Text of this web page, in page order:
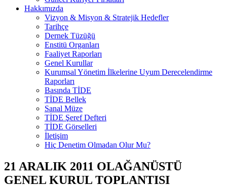
Hakkımızda
Vizyon & Misyon & Stratejik Hedefler
Tarihçe
Dernek Tüzüğü
Enstitü Organları
Faaliyet Raporları
Genel Kurullar
Kurumsal Yönetim İlkelerine Uyum Derecelendirme
Raporları
Basında TİDE
TİDE Bellek
Sanal Müze
TİDE Şeref Defteri
TİDE Görselleri
İletişim
Hiç Denetim Olmadan Olur Mu?
21 ARALIK 2011 OLAĞANÜSTÜ
GENEL KURUL TOPLANTISI